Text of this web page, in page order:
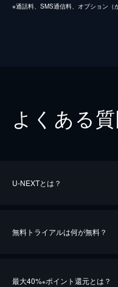
※通話料、SMS通信料、オプション（
よくある
U-NEXTとは？
無料トライアルは何が無料？
最大40%※ポイント還元とは？